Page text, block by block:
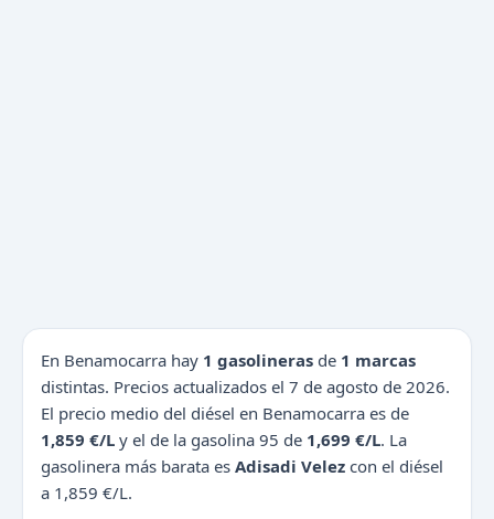
En Benamocarra hay 1 gasolineras de 1 marcas
distintas. Precios actualizados el 7 de agosto de 2026.
El precio medio del diésel en Benamocarra es de
1,859 €/L y el de la gasolina 95 de 1,699 €/L. La
gasolinera más barata es Adisadi Velez con el diésel
a 1,859 €/L.